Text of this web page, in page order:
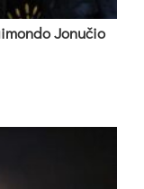
Jo­nu­čio